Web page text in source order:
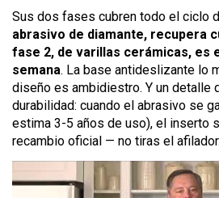
Sus dos fases cubren todo el ciclo
abrasivo de diamante, recupera
fase 2, de varillas cerámicas, es
semana. La base antideslizante lo
diseño es ambidiestro. Y un detalle
durabilidad: cuando el abrasivo se
estima 3-5 años de uso), el inserto
recambio oficial — no tiras el afilador.